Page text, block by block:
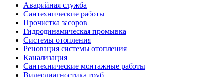
Аварийная служба
Сантехнические работы
Прочистка засоров
Гидродинамическая промывка
Системы отопления
Реновация системы отопления
Канализация
Сантехнические монтажные работы
Видеодиагностика труб